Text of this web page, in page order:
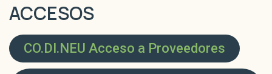
ACCESOS
CO.DI.NEU Acceso a Proveedores